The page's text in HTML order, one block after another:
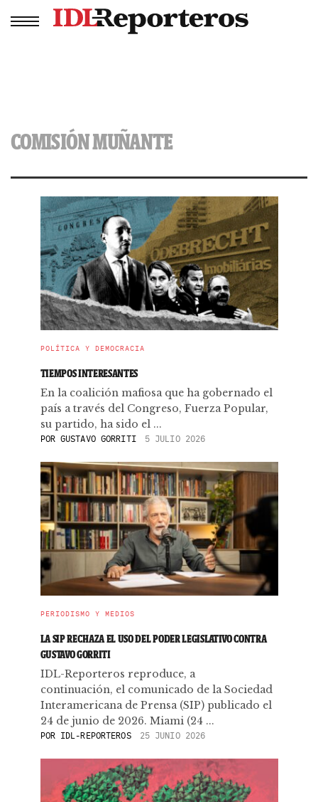
COMISIÓN MUÑANTE
POLÍTICA Y DEMOCRACIA
TIEMPOS INTERESANTES
En la coalición mafiosa que ha gobernado el
país a través del Congreso, Fuerza Popular,
su partido, ha sido el ...
POR GUSTAVO GORRITI 5 JULIO 2026
PERIODISMO Y MEDIOS
LA SIP RECHAZA EL USO DEL PODER LEGISLATIVO CONTRA
GUSTAVO GORRITI
IDL-Reporteros reproduce, a
continuación, el comunicado de la Sociedad
Interamericana de Prensa (SIP) publicado el
24 de junio de 2026. Miami (24 ...
POR IDL-REPORTEROS 25 JUNIO 2026